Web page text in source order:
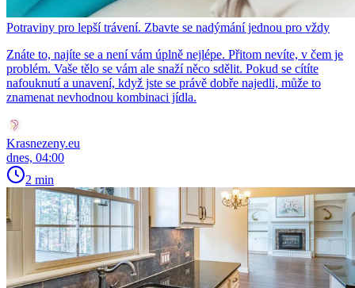
Potraviny pro lepší trávení. Zbavte se nadýmání jednou pro vždy
Znáte to, najíte se a není vám úplně nejlépe. Přitom nevíte, v čem je
problém. Vaše tělo se vám ale snaží něco sdělit. Pokud se cítíte
nafouknutí a unavení, když jste se právě dobře najedli, může to
znamenat nevhodnou kombinaci jídla.
Krasnezeny.eu
dnes, 04:00
2 min